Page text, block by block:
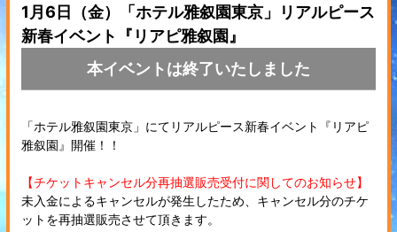
1月6日（金）「ホテル雅叙園東京」リアルピース
新春イベント『リアピ雅叙園』
本イベントは終了いたしました
「ホテル雅叙園東京」にてリアルピース新春イベント『リアピ
雅叙園』開催！！
【チケットキャンセル分再抽選販売受付に関してのお知らせ】
未入金によるキャンセルが発生したため、キャンセル分のチケ
ットを再抽選販売させて頂きます。